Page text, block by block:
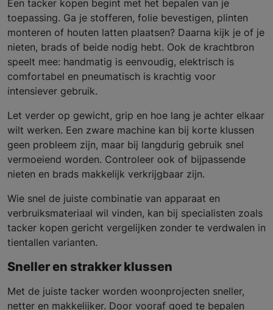
Een tacker kopen begint met het bepalen van je
toepassing. Ga je stofferen, folie bevestigen, plinten
monteren of houten latten plaatsen? Daarna kijk je of je
nieten, brads of beide nodig hebt. Ook de krachtbron
speelt mee: handmatig is eenvoudig, elektrisch is
comfortabel en pneumatisch is krachtig voor
intensiever gebruik.
Let verder op gewicht, grip en hoe lang je achter elkaar
wilt werken. Een zware machine kan bij korte klussen
geen probleem zijn, maar bij langdurig gebruik snel
vermoeiend worden. Controleer ook of bijpassende
nieten en brads makkelijk verkrijgbaar zijn.
Wie snel de juiste combinatie van apparaat en
verbruiksmateriaal wil vinden, kan bij specialisten zoals
tacker kopen gericht vergelijken zonder te verdwalen in
tientallen varianten.
Sneller en strakker klussen
Met de juiste tacker worden woonprojecten sneller,
netter en makkelijker. Door vooraf goed te bepalen